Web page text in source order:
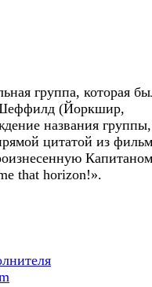
группа, которая
Шеффилд (Йоркшир,
названия группы,
цитатой из
Капитаном
that horizon!».